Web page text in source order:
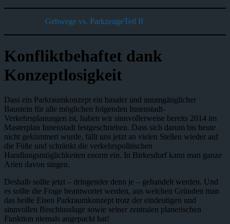
Gehwege vs. ParkzeugeTeil II
Konfliktbehaftet dank
Konzeptlosigkeit
Dass ein Parkraumkonzept ein basaler und unumgänglicher
Baustein für alle möglichen folgenden Innenstadt-
Verkehrsplanungen ist, haben wir sinnvollerweise bereits 2014 im
Masterplan Innenstadt festgeschrieben. Dass sich darum bis heute
nicht gekümmert wurde, fällt uns jetzt an vielen Stellen wieder auf
die Füße und schränkt die verkehrspolitischen
Handlungsmöglichkeiten enorm ein. In Birkesdorf kann man ganze
Arien davon singen.
Deshalb sollte jetzt – dringender denn je – gehandelt werden. Und
es sollte die Frage beantwortet werden, aus welchen Gründen man
das heiße Eisen Parkraumkonzept trotz der eindeutigen und
sinnvollen Beschlusslage sowie seiner zentralen planerischen
Funktion niemals angepackt hat!